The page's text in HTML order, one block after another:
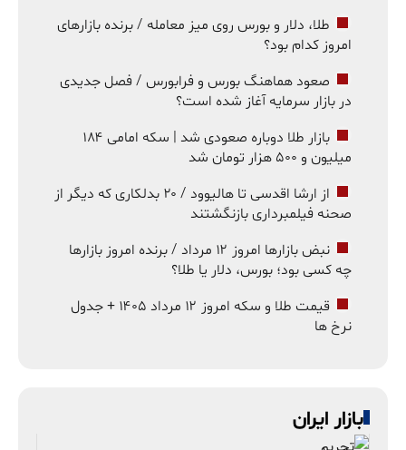
طلا، دلار و بورس روی میز معامله / برنده بازارهای
امروز کدام بود؟
صعود هماهنگ بورس و فرابورس / فصل جدیدی
در بازار سرمایه آغاز شده است؟
بازار طلا دوباره صعودی شد | سکه امامی ۱۸۴
میلیون و ۵۰۰ هزار تومان شد
از ارشا اقدسی تا هالیوود / ۲۰ بدلکاری که دیگر از
صحنه فیلمبرداری بازنگشتند
نبض بازارها امروز ۱۲ مرداد / برنده امروز بازارها
چه کسی بود؛ بورس، دلار یا طلا؟
قیمت طلا و سکه امروز ۱۲ مرداد ۱۴۰۵ + جدول
نرخ ها
بازار ایران